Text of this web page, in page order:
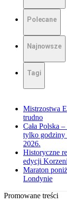
Polecane
Najnowsze
Tagi
Mistrzostwa
trudno
Cała Polska
tylko godziny
2026.
Historyczne
edycji
Maraton
Londynie
Promowane treści